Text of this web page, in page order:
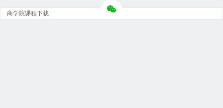
商学院课程下载